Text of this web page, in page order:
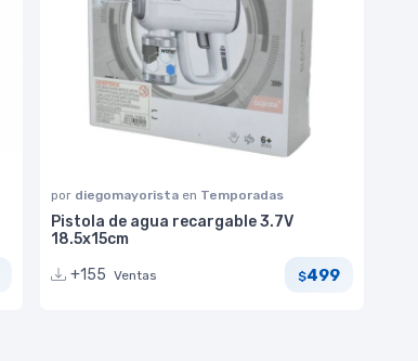
por diegomayorista en Temporadas
Pistola de agua recargable 3.7V
18.5x15cm
+155 Ventas $499